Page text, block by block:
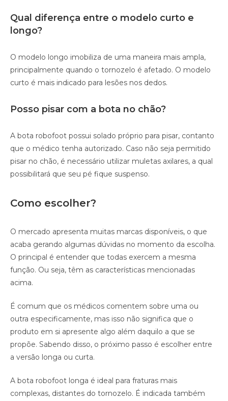
Qual diferença entre o modelo curto e
longo?
O modelo longo imobiliza de uma maneira mais ampla,
principalmente quando o tornozelo é afetado. O modelo
curto é mais indicado para lesões nos dedos.
Posso pisar com a bota no chão?
A bota robofoot possui solado próprio para pisar, contanto
que o médico tenha autorizado. Caso não seja permitido
pisar no chão, é necessário utilizar muletas axilares, a qual
possibilitará que seu pé fique suspenso.
Como escolher?
O mercado apresenta muitas marcas disponíveis, o que
acaba gerando algumas dúvidas no momento da escolha.
O principal é entender que todas exercem a mesma
função. Ou seja, têm as características mencionadas
acima.
É comum que os médicos comentem sobre uma ou
outra especificamente, mas isso não significa que o
produto em si apresente algo além daquilo a que se
propõe. Sabendo disso, o próximo passo é escolher entre
a versão longa ou curta.
A bota robofoot longa é ideal para fraturas mais
complexas, distantes do tornozelo. É indicada também